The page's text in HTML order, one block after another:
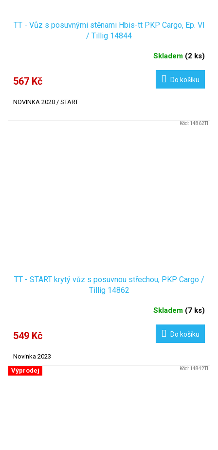
TT - Vůz s posuvnými stěnami Hbis-tt PKP Cargo, Ep. VI
/ Tillig 14844
Skladem (2 ks)
567 Kč Do košíku
NOVINKA 2020 / START
TT - START krytý vůz s posuvnou střechou, PKP Cargo /
Tillig 14862
Skladem (7 ks)
549 Kč Do košíku
Novinka 2023
Kód: 14862TI
Výprodej Kód: 14842TI